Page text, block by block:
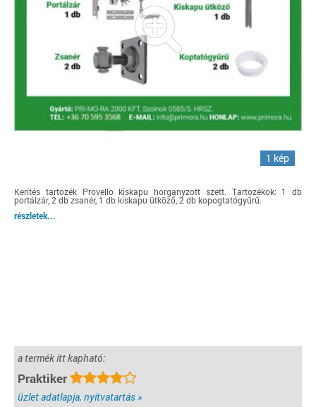
1 kép
Kerítés tartozék Provello kiskapu horganyzott szett. Tartozékok: 1 db
portálzár, 2 db zsanér, 1 db kiskapu ütköző, 2 db kopogtatógyűrű.
részletek...
a termék itt kapható:
Praktiker
üzlet adatlapja, nyitvatartás »